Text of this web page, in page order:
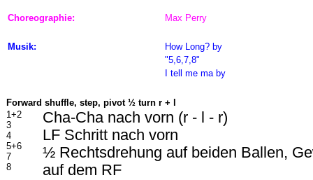
Choreographie: Max Perry
Musik: How Long? by
"5,6,7,8"
I tell me ma by
Forward shuffle, step, pivot ½ turn r + l
1+2
3
4
5+6
7
8
Cha-Cha nach vorn (r - l - r)
LF Schritt nach vorn
½ Rechtsdrehung auf beiden Ballen,
auf dem RF